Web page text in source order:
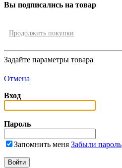
Вы подписались на товар
Продолжить покупки
Задайте параметры товара
Отмена
Вход
Пароль
Запомнить меня Забыли пароль